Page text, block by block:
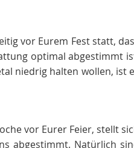
vor Eurem Fest statt,
optimal abgestimmt
niedrig halten wollen, ist
vor Eurer Feier, stellt
abgestimmt. Natürlich